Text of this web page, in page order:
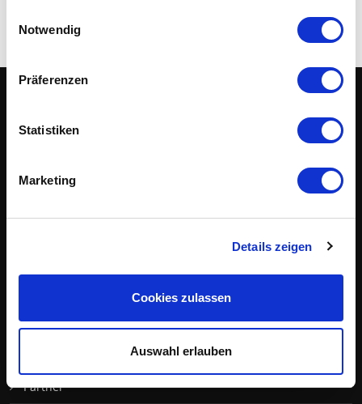
Notwendig
Präferenzen
Statistiken
Marketing
Details zeigen
Cookies zulassen
Auswahl erlauben
CNC Outlet
"We offer completely new possibilities for the presentation of CNC
in a way that is hardly possible anywhere else."
René Schmidt,
Managing director CNC Outlet Center GmbH
Exhibition center
Partner